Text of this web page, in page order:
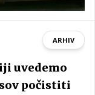
ARHIV
uvedemo
počistiti